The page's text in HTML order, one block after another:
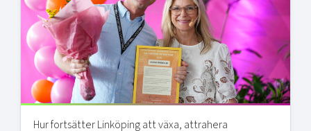
Hur fortsätter Linköping att växa, attrahera